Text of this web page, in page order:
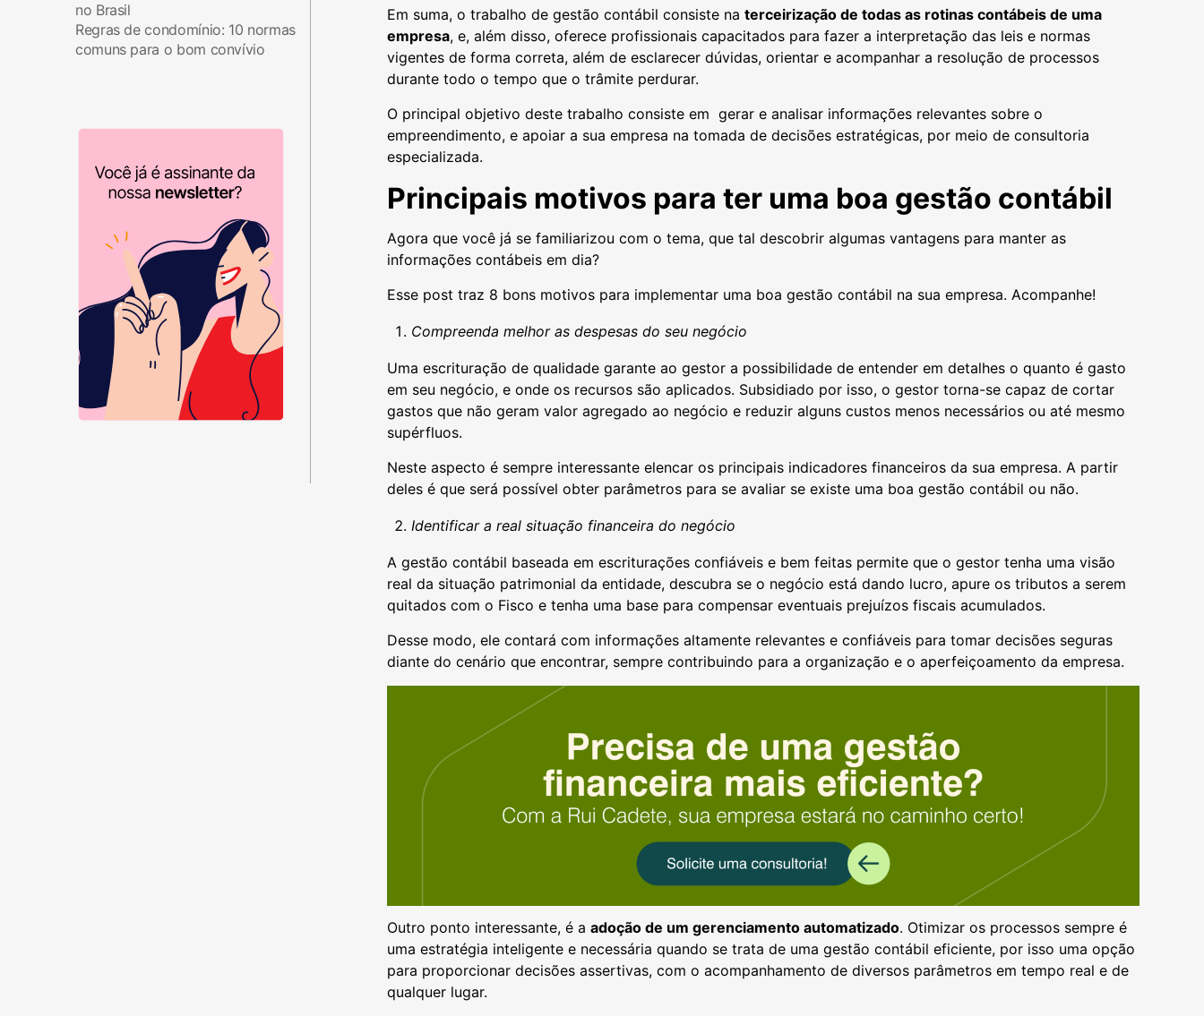
no Brasil
Regras de condomínio: 10 normas
comuns para o bom convívio
Em suma, o trabalho de gestão contábil consiste na terceirização de todas as rotinas contábeis de uma
empresa, e, além disso, oferece profissionais capacitados para fazer a interpretação das leis e normas
vigentes de forma correta, além de esclarecer dúvidas, orientar e acompanhar a resolução de processos
durante todo o tempo que o trâmite perdurar.
O principal objetivo deste trabalho consiste em gerar e analisar informações relevantes sobre o
empreendimento, e apoiar a sua empresa na tomada de decisões estratégicas, por meio de consultoria
especializada.
Principais motivos para ter uma boa gestão contábil
Agora que você já se familiarizou com o tema, que tal descobrir algumas vantagens para manter as
informações contábeis em dia?
Esse post traz 8 bons motivos para implementar uma boa gestão contábil na sua empresa. Acompanhe!
Compreenda melhor as despesas do seu negócio
Uma escrituração de qualidade garante ao gestor a possibilidade de entender em detalhes o quanto é gasto
em seu negócio, e onde os recursos são aplicados. Subsidiado por isso, o gestor torna-se capaz de cortar
gastos que não geram valor agregado ao negócio e reduzir alguns custos menos necessários ou até mesmo
supérfluos.
Neste aspecto é sempre interessante elencar os principais indicadores financeiros da sua empresa. A partir
deles é que será possível obter parâmetros para se avaliar se existe uma boa gestão contábil ou não.
Identificar a real situação financeira do negócio
A gestão contábil baseada em escriturações confiáveis e bem feitas permite que o gestor tenha uma visão
real da situação patrimonial da entidade, descubra se o negócio está dando lucro, apure os tributos a serem
quitados com o Fisco e tenha uma base para compensar eventuais prejuízos fiscais acumulados.
Desse modo, ele contará com informações altamente relevantes e confiáveis para tomar decisões seguras
diante do cenário que encontrar, sempre contribuindo para a organização e o aperfeiçoamento da empresa.
Outro ponto interessante, é a adoção de um gerenciamento automatizado. Otimizar os processos sempre é
uma estratégia inteligente e necessária quando se trata de uma gestão contábil eficiente, por isso uma opção
para proporcionar decisões assertivas, com o acompanhamento de diversos parâmetros em tempo real e de
qualquer lugar.